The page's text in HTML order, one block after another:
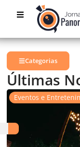
Categorias
Últimas
Eventos e